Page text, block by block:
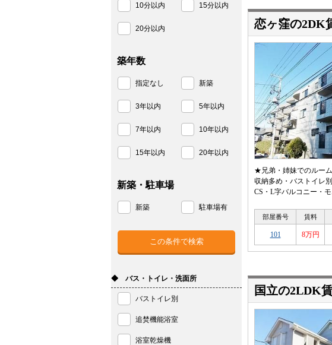
恋ヶ窪の2DK
★兄弟・姉妹でのルー
収納多め・バストイレ
CS・L字バルコニー・
部屋番号 賃料
101 8万円
国立の2LDK
10分以内 15分以内
20分以内
築年数
指定なし 新築
3年以内 5年以内
7年以内 10年以内
15年以内 20年以内
新築・駐車場
新築 駐車場有
◆ バス・トイレ・洗面所
バストイレ別
追焚機能浴室
浴室乾燥機